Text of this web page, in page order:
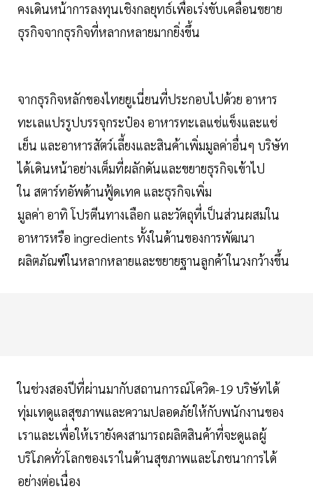
คงเดินหน้าการลงทุนเชิงกลยุทธ์เพื่อเร่งขับเคลื่อนขยาย
ธุรกิจจากธุรกิจที่หลากหลายมากยิ่งขึ้น
จากธุรกิจหลักของไทยยูเนี่ยนที่ประกอบไปด้วย อาหาร
ทะเลแปรรูปบรรจุกระป๋อง อาหารทะเลแช่แข็งและแช่
เย็น และอาหารสัตว์เลี้ยงและสินค้าเพิ่มมูลค่าอื่นๆ บริษัท
ได้เดินหน้าอย่างเต็มที่ผลักดันและขยายธุรกิจเข้าไป
ใน สตาร์ทอัพด้านฟู้ดเทค และธุรกิจเพิ่ม
มูลค่า อาทิ โปรตีนทางเลือก และวัตถุที่เป็นส่วนผสมใน
อาหารหรือ ingredients ทั้งในด้านของการพัฒนา
ผลิตภัณฑ์ในหลากหลายและขยายฐานลูกค้าในวงกว้างขึ้น
ในช่วงสองปีที่ผ่านมากับสถานการณ์โควิด-19 บริษัทได้
ทุ่มเทดูแลสุขภาพและความปลอดภัยให้กับพนักงานของ
เราและเพื่อให้เรายังคงสามารถผลิตสินค้าที่จะดูแลผู้
บริโภคทั่วโลกของเราในด้านสุขภาพและโภชนาการได้
อย่างต่อเนื่อง